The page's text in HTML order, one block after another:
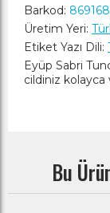
Barkod:
Üretim Yeri:
Etiket Yazı Dili:
Eyüp Sabri
cildiniz
Bu